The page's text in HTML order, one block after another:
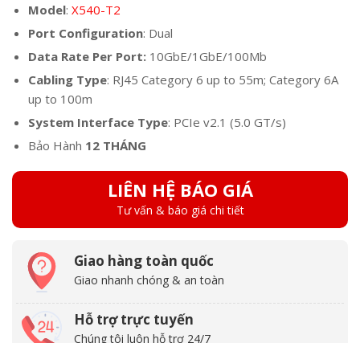
Model: X540-T2
Port Configuration: Dual
Data Rate Per Port:10GbE/1GbE/100Mb
Cabling Type: RJ45 Category 6 up to 55m; Category 6A
up to 100m
System Interface Type: PCIe v2.1 (5.0 GT/s)
Bảo Hành 12 THÁNG
LIÊN HỆ BÁO GIÁ
Tư vấn & báo giá chi tiết
Giao hàng toàn quốc
Giao nhanh chóng & an toàn
Hỗ trợ trực tuyến
Chúng tôi luôn hỗ trợ 24/7